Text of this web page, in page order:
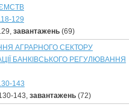
129
завантажень(69)
АГРАРНОГО СЕКТОРУ
БАНКІВСЬКОГО РЕГУЛЮВАННЯ
143
143, завантажень(72)